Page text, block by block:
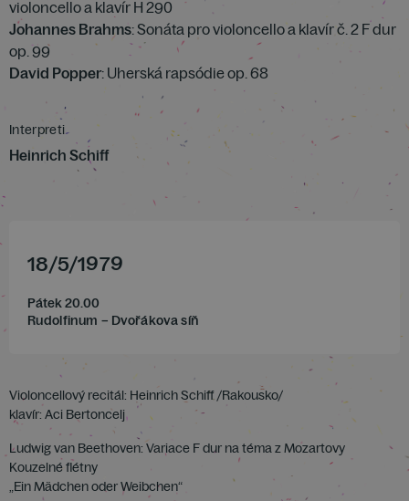
violoncello a klavír H 290
Johannes Brahms: Sonáta pro violoncello a klavír č. 2 F dur
op. 99
David Popper: Uherská rapsódie op. 68
Interpreti
Heinrich Schiff
18/5/1979
Pátek 20.00
Rudolfinum – Dvořákova síň
Violoncellový recitál: Heinrich Schiff /Rakousko/
klavír: Aci Bertoncelj
Ludwig van Beethoven: Variace F dur na téma z Mozartovy
Kouzelné flétny
„Ein Mädchen oder Weibchen“